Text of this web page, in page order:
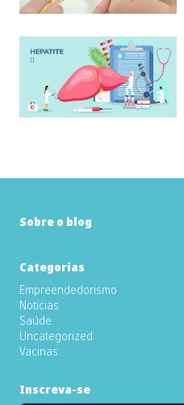
Sobre o blog
Categorias
Empreendedorismo
Notícias
Saúde
Uncategorized
Vacinas
Inscreva-se